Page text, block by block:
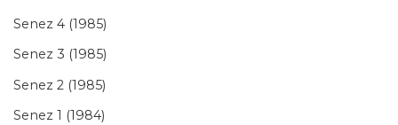
Senez 4 (1985)
Senez 3 (1985)
Senez 2 (1985)
Senez 1 (1984)